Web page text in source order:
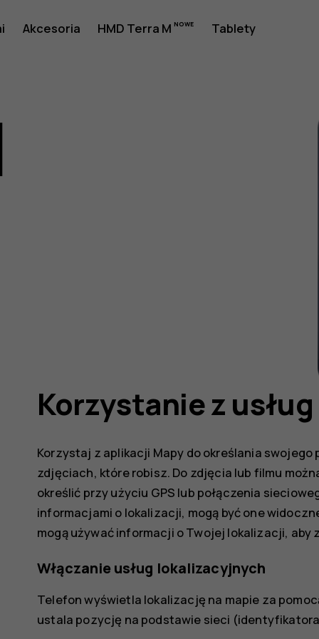
Akcesoria HMD Terra M Tablety
Korzystanie z
Korzystaj z aplikacji Mapy do określania
zdjęciach, które robisz. Do zdjęcia lub filmu
określić przy użyciu GPS lub połączenia
informacjami o lokalizacji, mogą być one
mogą używać informacji o Twojej lokalizacji, aby
Włączanie usług lokalizacyjnych
Telefon wyświetla lokalizację na mapie za
ustala pozycję na podstawie sieci